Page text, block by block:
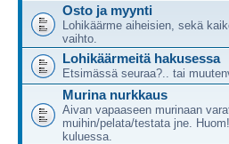
Osto ja myynti
Lohikäärme aiheisien, sekä
vaihto.
Lohikäärmeitä hakusessa
Etsimässä seuraa?.. tai
Murina nurkkaus
Aivan vapaaseen murinaan
muihin/pelata/testata jne.
kuluessa.